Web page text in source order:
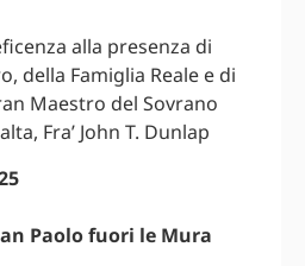
alla presenza di
della Famiglia Reale e di
Maestro del Sovrano
Fra’ John T. Dunlap
Paolo fuori le Mura